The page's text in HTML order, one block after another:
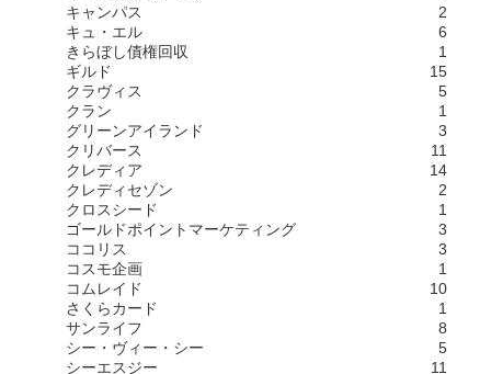
キャンパス
2
キュ・エル
6
きらぼし債権回収
1
ギルド
15
クラヴィス
5
クラン
1
グリーンアイランド
3
クリバース
11
クレディア
14
クレディセゾン
2
クロスシード
1
ゴールドポイントマーケティング
3
ココリス
3
コスモ企画
1
コムレイド
10
さくらカード
1
サンライフ
8
シー・ヴィー・シー
5
シーエスジー
11